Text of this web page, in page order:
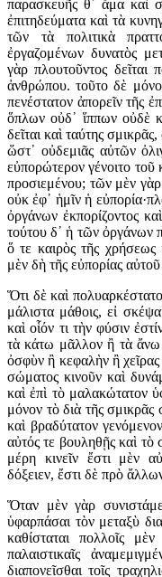
παρασκευῆς θ᾽ ἅμα καὶ
ἐπιτηδεύματα καὶ τὰ
τῶν τὰ πολιτικὰ
ἐργαζομένων δυνατὸς
γὰρ πλουτοῦντος δεῖται
ἀνθρώπου. τοῦτο δὲ
πενέστατον ἀπορεῖν τῆς
ὅπλων οὐδ᾽ ἵππων οὐδὲ
δεῖται καὶ ταύτης
ὥστ᾽ οὐδεμιᾶς αὐτῶν
εὐπορώτερον γένοιτο τοῦ
προσιεμένου; τῶν μὲν
οὐκ ἐφ᾽ ἡμῖν ἡ
ὀργάνων ἐκπορίζοντος
τούτου δ᾽ ἡ τῶν ὀργάνων
ὅ τε καιρὸς τῆς χρήσεως
μὲν δὴ τῆς εὐπορίας
Ὅτι δὲ καὶ
μάλιστα μάθοις, εἰ
καὶ οἷόν τι τὴν φύσιν
τὰ κάτω μᾶλλον ἢ τὰ ἄνω
ὀσφὺν ἢ κεφαλὴν ἢ
σώματος κινοῦν καὶ
καὶ ἐπὶ τὸ μαλακώτατον
μόνον τὸ διὰ τῆς σμικρᾶς
καὶ βραδύτατον
αὐτός τε βουληθῇς καὶ
μέρη κινεῖν ἔστι μὲν
δόξειεν, ἔστι δὲ πρὸ
Ὅταν μὲν γὰρ
ὑφαρπάσαι τὸν μεταξὺ
καθίσταται πολλοῖς
παλαιστικαῖς
διαπονεῖσθαι τοῖς